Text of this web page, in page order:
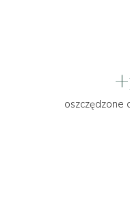
oszczędzone